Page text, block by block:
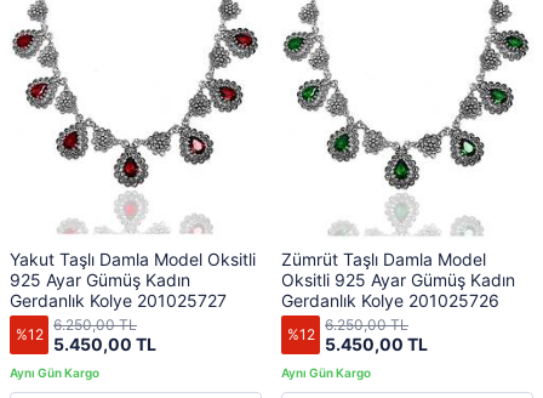
Yakut Taşlı Damla Model Oksitli
925 Ayar Gümüş Kadın
Gerdanlık Kolye 201025727
%12 5.450,00 TL
6.250,00 TL
Zümrüt Taşlı Damla Model
Oksitli 925 Ayar Gümüş Kadın
Gerdanlık Kolye 201025726
%12 5.450,00 TL
6.250,00 TL